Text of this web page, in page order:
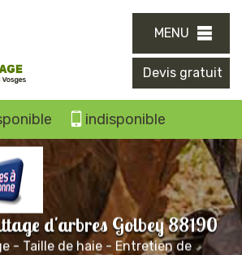
MENU
Devis gratuit
indisponible
d'arbres Golbey 88190
- Taille de haie - Entretien de